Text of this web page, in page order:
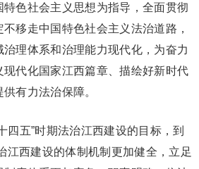
色社会主义思想为指导，全面贯彻
移走中国特色社会主义法治道路，
理体系和治理能力现代化，为奋力
代化国家江西篇章、描绘好新时代
有力法治保障。
五”时期法治江西建设的目标，到
江西建设的体制机制更加健全，立足